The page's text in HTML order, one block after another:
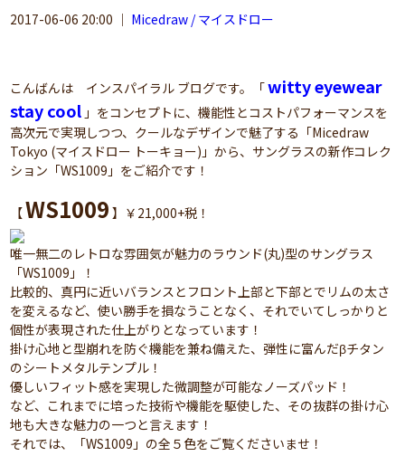
2017-06-06 20:00 ｜ Micedraw / マイスドロー
こんばんは インスパイラル ブログです。「witty eyewear
stay cool 」をコンセプトに、機能性とコストパフォーマンスを
高次元で実現しつつ、クールなデザインで魅了する「Micedraw
Tokyo (マイスドロー トーキョー)」から、サングラスの新作コレク
ション「WS1009」をご紹介です！
【WS1009 】￥21,000+税！
唯一無二のレトロな雰囲気が魅力のラウンド(丸)型のサングラス
「WS1009」！
比較的、真円に近いバランスとフロント上部と下部とでリムの太さ
を変えるなど、使い勝手を損なうことなく、それでいてしっかりと
個性が表現された仕上がりとなっています！
掛け心地と型崩れを防ぐ機能を兼ね備えた、弾性に富んだβチタン
のシートメタルテンプル！
優しいフィット感を実現した微調整が可能なノーズパッド！
など、これまでに培った技術や機能を駆使した、その抜群の掛け心
地も大きな魅力の一つと言えます！
それでは、「WS1009」の全５色をご覧くださいませ！